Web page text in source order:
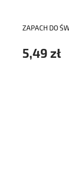
ZAPACH DO
5,49 zł